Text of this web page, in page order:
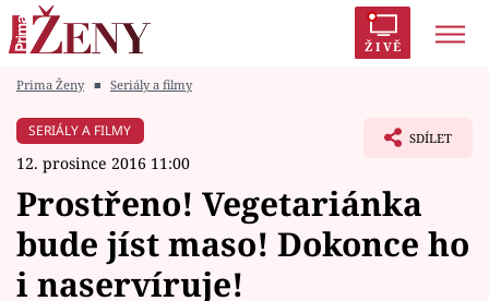
ŽIVĚ
Módní alarm
Témata
Prima Ženy ■ Seriály a filmy
SERIÁLY A FILMY
12. prosince 2016 11:00
SDÍLET
Prostřeno! Vegetariánka
bude jíst maso! Dokonce ho
i naservíruje!